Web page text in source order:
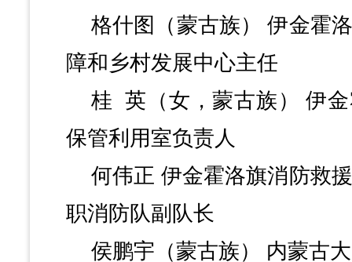
格什图（蒙古族）
伊金霍
障和乡村发展中心主任
桂 英（女，蒙古族）
伊
保管利用室负责人
何伟正 伊金霍洛旗消防救
职消防队副队长
侯鹏宇（蒙古族）
内蒙古